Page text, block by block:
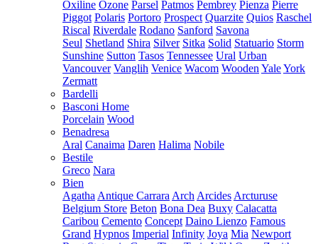
Oxiline Ozone Parsel Patmos Pembrey Pienza Pierre
Piggot Polaris Portoro Prospect Quarzite Quios Raschel
Riscal Riverdale Rodano Sanford Savona
Seul Shetland Shira Silver Sitka Solid Statuario Storm
Sunshine Sutton Tasos Tennessee Ural Urban
Vancouver Vanglih Venice Wacom Wooden YaleYork
Zermatt
Bardelli
Basconi Home
Porcelain Wood
Benadresa
Aral Canaima Daren Halima Nobile
Bestile
Greco Nara
Bien
Agatha Antique Carrara Arch Arcides Arcturuse
Belgium Store Beton Bona Dea Buxy Calacatta
Caribou Cemento Concept Daino Lienzo Famous
Grand Hypnos Imperial Infinity Joya Mia Newport